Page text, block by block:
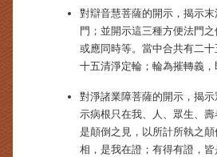
對辯音慧菩薩的開示，揭示
門；並開示這三種方便法門
或應同時等。當中合共有二
十五清淨定輪；輪為摧轉義
對淨諸業障菩薩的開示，揭
示病根只在我、人、眾生、
是顛倒之見，以所計所執之
相，是我在證；有得有證，